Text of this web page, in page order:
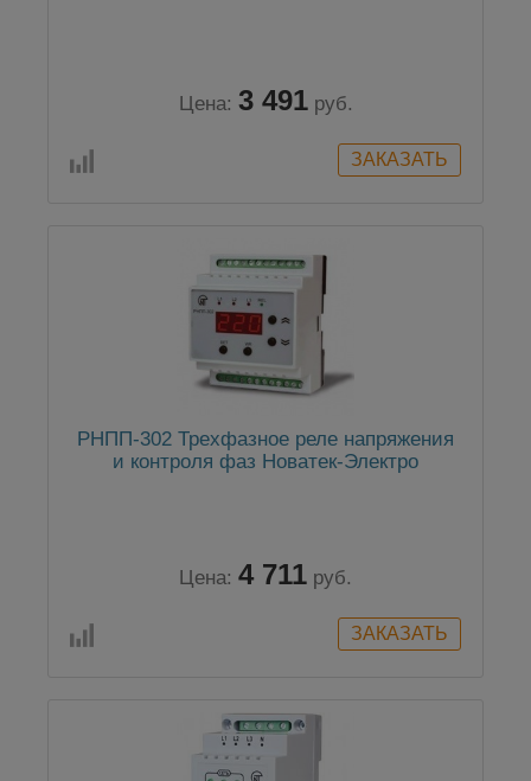
Цена: 3 491 руб.
РНПП-302 Трехфазное реле напряжения
и контроля фаз Новатек-Электро
Цена: 4 711 руб.